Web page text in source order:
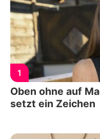
1
Oben ohne auf
setzt ein Zeichen